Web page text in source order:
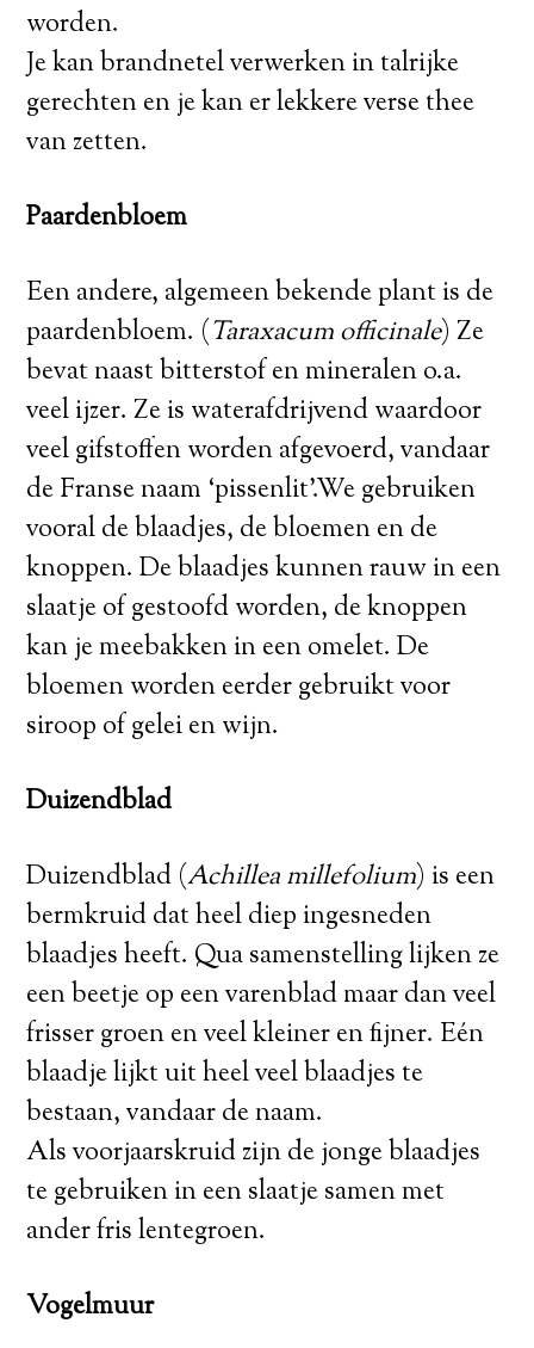
worden.
Je kan brandnetel verwerken in talrijke
gerechten en je kan er lekkere verse thee
van zetten.
Paardenbloem
Een andere, algemeen bekende plant is de
paardenbloem. (Taraxacum officinale) Ze
bevat naast bitterstof en mineralen o.a.
veel ijzer. Ze is waterafdrijvend waardoor
veel gifstoffen worden afgevoerd, vandaar
de Franse naam ‘pissenlit’.We gebruiken
vooral de blaadjes, de bloemen en de
knoppen. De blaadjes kunnen rauw in een
slaatje of gestoofd worden, de knoppen
kan je meebakken in een omelet. De
bloemen worden eerder gebruikt voor
siroop of gelei en wijn.
Duizendblad
Duizendblad (Achillea millefolium) is een
bermkruid dat heel diep ingesneden
blaadjes heeft. Qua samenstelling lijken ze
een beetje op een varenblad maar dan veel
frisser groen en veel kleiner en fijner. Eén
blaadje lijkt uit heel veel blaadjes te
bestaan, vandaar de naam.
Als voorjaarskruid zijn de jonge blaadjes
te gebruiken in een slaatje samen met
ander fris lentegroen.
Vogelmuur